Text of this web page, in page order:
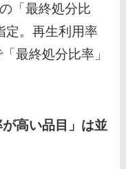
「最終処分比
定。再生利用率
最終処分比率」
高い品目」は並